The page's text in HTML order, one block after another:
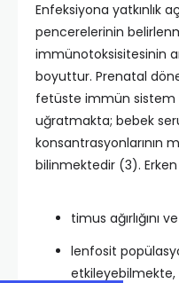
Enfeksiyona yatkınlık
pencerelerinin
immünotoksisitesinin
boyuttur. Prenatal
fetüste immün sistem
uğratmakta; bebek
konsantrasyonlarının
bilinmektedir (3).
timus ağırlığını
lenfosit
etkileyebilmekte,